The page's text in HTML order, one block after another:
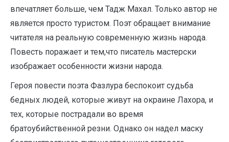
впечатляет больше, чем Тадж Махал. Только автор не
является просто туристом. Поэт обращает внимание
читателя на реальную современную жизнь народа.
Повесть поражает и тем,что писатель мастерски
изображает особенности жизни народа.
Героя повести поэта Фазлура беспокоит судьба
бедных людей, которые живут на окраине Лахора, и
тех, которые пострадали во время
братоубийственной резни. Однако он надел маску